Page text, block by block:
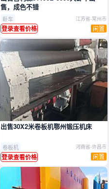
售，成色不错
卧车 江苏省-常州市
登录查看价格 闲置
出售30X2米卷板机鄂州锻压机床
卷板机 河南省-许昌市
登录查看价格 闲置